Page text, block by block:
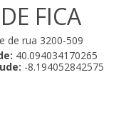
FICA
de rua 3200-509
40.094034170265
-8.194052842575